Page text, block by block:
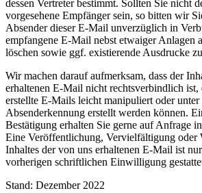
dessen Vertreter bestimmt. Sollten Sie nicht
vorgesehene Empfänger sein, so bitten wir
Absender dieser E-Mail unverzüglich in
empfangene E-Mail nebst etwaiger Anlagen
löschen sowie ggf. existierende Ausdrucke
Wir machen darauf aufmerksam, dass der
erhaltenen E-Mail nicht rechtsverbindlich ist,
erstellte E-Mails leicht manipuliert oder unter
Absenderkennung erstellt werden können.
Bestätigung erhalten Sie gerne auf Anfrage
Eine Veröffentlichung, Vervielfältigung oder
Inhaltes der von uns erhaltenen E-Mail ist
vorherigen schriftlichen Einwilligung
Stand: Dezember 2022